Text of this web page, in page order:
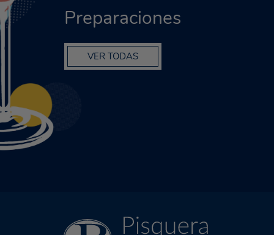
Preparaciones
VER TODAS